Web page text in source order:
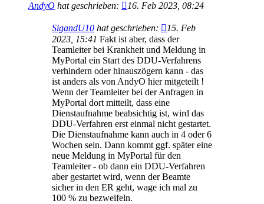
AndyO hat geschrieben: 16. Feb 2023, 08:24
SigandU10 hat geschrieben:
15. Feb
2023, 15:41 Fakt ist aber, dass der
Teamleiter bei Krankheit und Meldung in
MyPortal ein Start des DDU-Verfahrens
verhindern oder hinauszögern kann - das
ist anders als von AndyO hier mitgeteilt !
Wenn der Teamleiter bei der Anfragen in
MyPortal dort mitteilt, dass eine
Dienstaufnahme beabsichtig ist, wird das
DDU-Verfahren erst einmal nicht gestartet.
Die Dienstaufnahme kann auch in 4 oder 6
Wochen sein. Dann kommt ggf. später eine
neue Meldung in MyPortal für den
Teamleiter - ob dann ein DDU-Verfahren
aber gestartet wird, wenn der Beamte
sicher in den ER geht, wage ich mal zu
100 % zu bezweifeln.